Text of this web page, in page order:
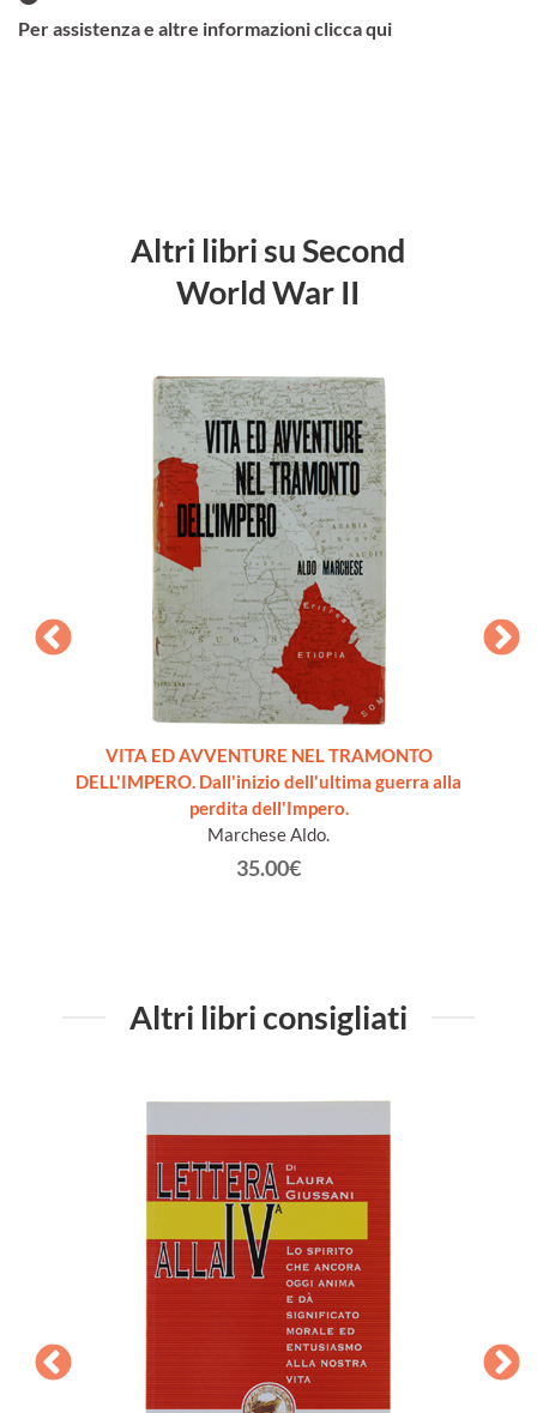
Per assistenza e altre informazioni clicca qui
Altri libri su Second
World War II
VITA ED AVVENTURE NEL TRAMONTO
DELL'IMPERO. Dall'inizio dell'ultima guerra alla
perdita dell'Impero.
Marchese Aldo.
35.00€
Altri libri consigliati